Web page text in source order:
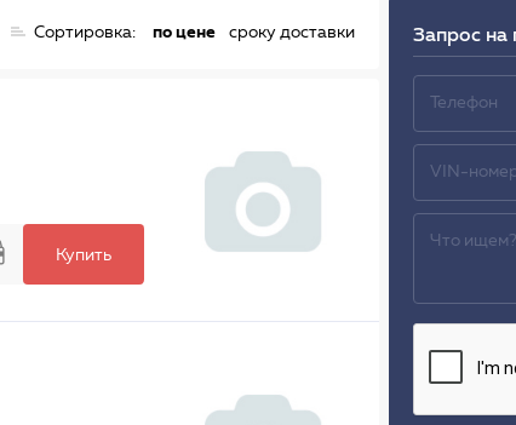
Сортировка: по цене сроку доставки
Купить
Запрос на